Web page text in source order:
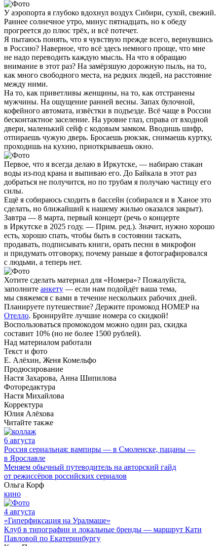
У аэропорта я глубоко вдохнул воздух Сибири, сухой, свежий.
Раннее солнечное утро, минус пятнадцать, но к обеду
прогреется до плюс трёх, и всё потечет.
Я пытаюсь понять, что я чувствую прежде всего, вернувшись
в Россию? Наверное, что всё здесь немного проще, что мне
не надо переводить каждую мысль. На что я обращаю
внимание в этот раз? На замёрзшую дорожную пыль, на то,
как много свободного места, на редких людей, на расстояние
между ними.
На то, как приветливы женщины, на то, как отстранены
мужчины. На ощущение ранней весны. Запах булочной,
кофейного автомата, извёстки в подъезде. Всё чаще в России
бесконтактное заселение. На уровне глаз, справа от входной
двери, маленький сейф с кодовым замком. Вводишь шифр,
отпираешь чужую дверь. Бросаешь рюкзак, снимаешь куртку,
проходишь на кухню, приоткрываешь окно.
Первое, что я всегда делаю в Иркутске, — набираю стакан
воды из-под крана и выпиваю его. До Байкала в этот раз
добраться не получится, но по трубам я получаю частицу его
силы.
Ещё я собираюсь сходить в бассейн (собирался и в Ханое это
сделать, но ближайший к нашему жилью оказался закрыт).
Завтра — 8 марта, первый концерт (речь о концерте
в Иркутске в 2025 году. — Прим. ред.). Значит, нужно хорошо
есть, хорошо спать, чтобы быть в состоянии таскать,
продавать, подписывать книги, орать песни в микрофон
и придумать отговорку, почему раньше я фотографировался
с людьми, а теперь нет.
Хотите сделать материал для «Номера»? Пожалуйста,
заполните анкету — если нам подойдёт ваша тема,
мы свяжемся с вами в течение нескольких рабочих дней.
Планируете путешествие? Держите промокод НОМЕР на
Отелло. Бронируйте лучшие номера со скидкой!
Воспользоваться промокодом можно один раз, скидка
составит 10% (но не более 1500 рублей).
Над материалом работали
Текст и фото
Е. Алёхин, Женя Комельфо
Продюсирование
Настя Захарова, Анна Шипилова
Фоторедактура
Настя Михайлова
Корректура
Юлия Алёхова
Читайте также
6 августа
Россия сериальная: вампиры — в Смоленске, пацаны —
в Ярославле
Меняем обычный путеводитель на авторский гайд
от режиссёров российских сериалов
Ольга Корф
кино
4 августа
«Гиперфиксация на Уралмаше»
Клуб в типографии и локальные бренды — маршрут Кати
Павловой по Екатеринбургу